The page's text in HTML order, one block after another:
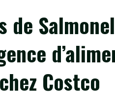
de
Costco